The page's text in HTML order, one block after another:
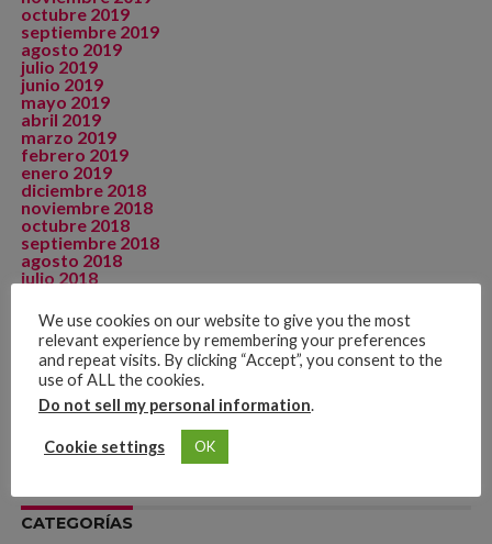
octubre 2019
septiembre 2019
agosto 2019
julio 2019
junio 2019
mayo 2019
abril 2019
marzo 2019
febrero 2019
enero 2019
diciembre 2018
noviembre 2018
octubre 2018
septiembre 2018
agosto 2018
julio 2018
mayo 2018
abril 2018
diciembre 2017
septiembre 2015
agosto 2015
julio 2015
mayo 2015
noviembre 2014
CATEGORÍAS
We use cookies on our website to give you the most
relevant experience by remembering your preferences
and repeat visits. By clicking “Accept”, you consent to the
use of ALL the cookies.
Do not sell my personal information.
Cookie settings OK